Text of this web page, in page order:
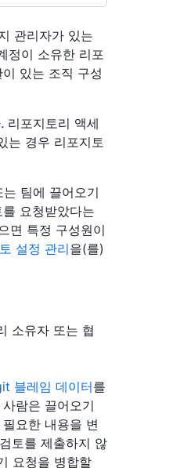
관리자가 있는
정이 소유한 리포
있는 조직 구성
리포지토리 액세
는 경우 리포지토
팀에 끌어오기
요청받았다는
면 특정 구성원이
설정 관리을(를)
소유자 또는 협
블레임 데이터를
람은 끌어오기
요한 내용을 변
토를 제출하지 않
요청을 병합할